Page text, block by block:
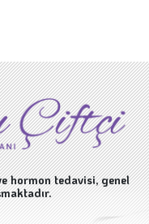
hormon tedavisi, genel